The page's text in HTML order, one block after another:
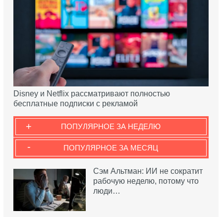
Disney и Netflix рассматривают полностью
бесплатные подписки с рекламой
ПОПУЛЯРНОЕ ЗА НЕДЕЛЮ
+
ПОПУЛЯРНОЕ ЗА МЕСЯЦ
-
Сэм Альтман: ИИ не сократит
рабочую неделю, потому что
люди…